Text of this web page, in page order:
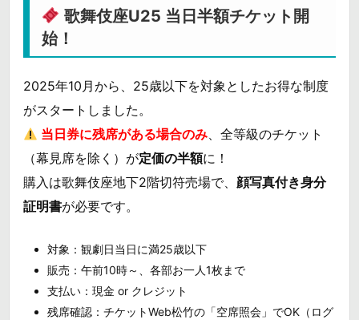
歌舞伎座U25 当日半額チケット開
始！
2025年10月から、25歳以下を対象としたお得な制度
がスタートしました。
当日券に残席がある場合のみ、全等級のチケット
（幕見席を除く）が定価の半額に！
購入は歌舞伎座地下2階切符売場で、 顔写真付き身分
証明書が必要です。
対象：観劇日当日に満25歳以下
販売：午前10時～、各部お一人1枚まで
支払い：現金 or クレジット
残席確認：チケットWeb松竹の「空席照会」でOK（ログ